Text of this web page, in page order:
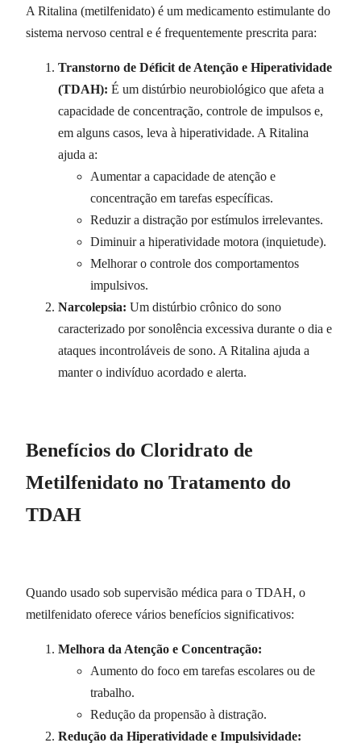
A Ritalina (metilfenidato) é um medicamento estimulante do
sistema nervoso central e é frequentemente prescrita para:
Transtorno de Déficit de Atenção e Hiperatividade
(TDAH): É um distúrbio neurobiológico que afeta a
capacidade de concentração, controle de impulsos e,
em alguns casos, leva à hiperatividade. A Ritalina
ajuda a:
Aumentar a capacidade de atenção e
concentração em tarefas específicas.
Reduzir a distração por estímulos irrelevantes.
Diminuir a hiperatividade motora (inquietude).
Melhorar o controle dos comportamentos
impulsivos.
Narcolepsia: Um distúrbio crônico do sono
caracterizado por sonolência excessiva durante o dia e
ataques incontroláveis de sono. A Ritalina ajuda a
manter o indivíduo acordado e alerta.
Benefícios do Cloridrato de
Metilfenidato no Tratamento do
TDAH
Quando usado sob supervisão médica para o TDAH, o
metilfenidato oferece vários benefícios significativos:
Melhora da Atenção e Concentração:
Aumento do foco em tarefas escolares ou de
trabalho.
Redução da propensão à distração.
Redução da Hiperatividade e Impulsividade: